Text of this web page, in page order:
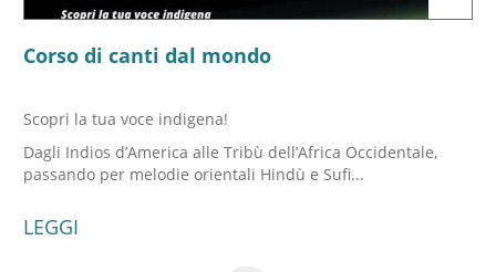
Corso di canti dal mondo
Scopri la tua voce indigena!
Dagli Indios d’America alle Tribù dell’Africa Occidentale,
passando per melodie orientali Hindù e Sufi...
LEGGI